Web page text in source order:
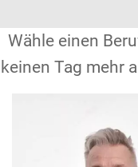
Wähle einen
keinen Tag mehr